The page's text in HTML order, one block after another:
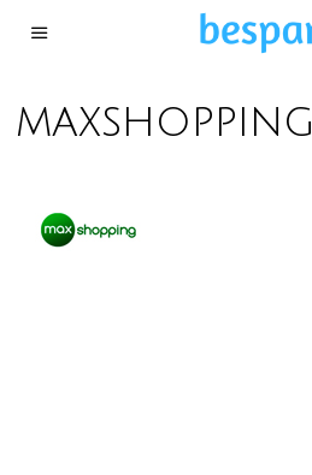
maxshopping